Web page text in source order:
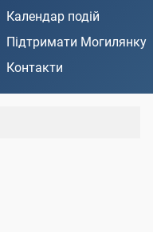
Календар подій
Підтримати Могилянку
Контакти